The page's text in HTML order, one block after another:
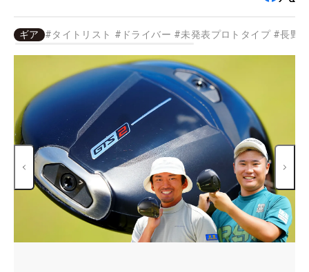
ギア #タイトリスト # ドライバー #未発表プロトタイプ #長野